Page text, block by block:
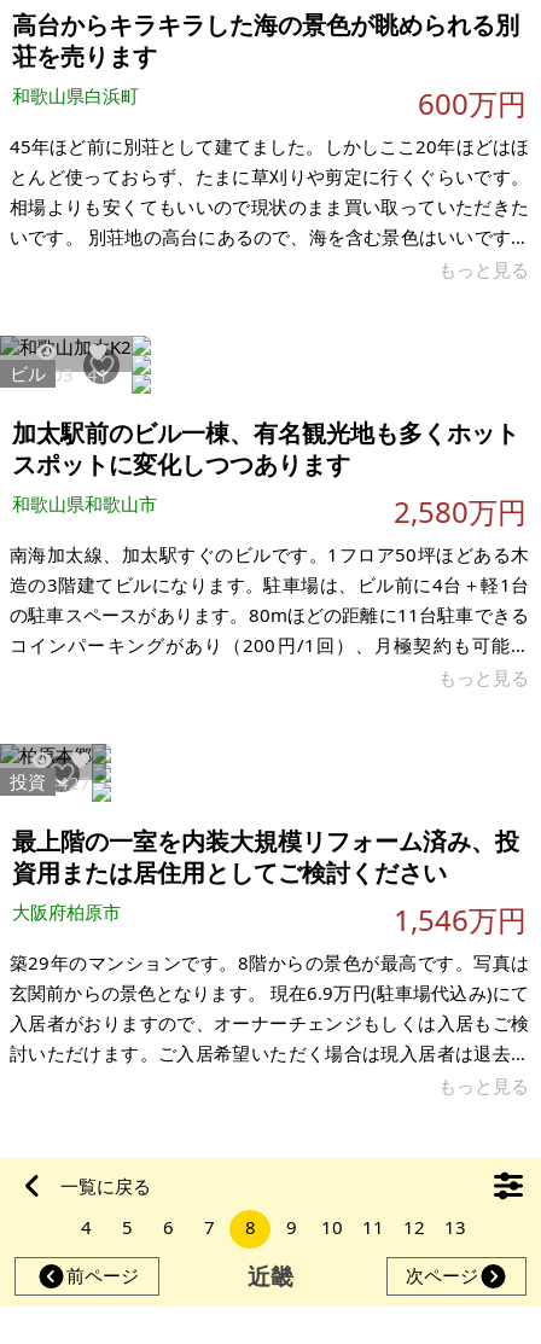
謝郡伊根町菅野 土地：677.67㎡ 建物：225.11㎡ 構造：木造 現
況：空き家
高台からキラキラした海の景色が眺められる別
荘を売ります
和歌山県白浜町 600万円
45年ほど前に別荘として建てました。しかしここ20年ほどはほ
とんど使っておらず、たまに草刈りや剪定に行くぐらいです。
相場よりも安くてもいいので現状のまま買い取っていただきた
いです。 別荘地の高台にあるので、海を含む景色はいいです。
建物は古いのでリフォームが必要です。土地は登記されている
買っていただけるのであれば 値段はまた ご相談させて下さい。
【物件概要】※古屋付土地（現状渡し）となります 場所：和歌
山県西牟婁郡白浜町 土地：約300坪 建物：約40坪 構造：平屋
建 現況：空き
もっと見る
33103 41
ビル
加太駅前のビル一棟、有名観光地も多くホット
スポットに変化しつつあります
和歌山県和歌山市 2,580万円
南海加太線、加太駅すぐのビルです。1フロア50坪ほどある木
造の3階建てビルになります。駐車場は、ビル前に4台＋軽1台
の駐車スペースがあります。80mほどの距離に11台駐車できる
コインパーキングがあり（200円/1回）、月極契約も可能で
室部分はご自身で利用するほか、新たに賃貸募集を行うなど、
さまざまな活用をご検討いただけます。 「加太」の地は、最近
とても熱く人気があります。ひな流しで有名な淡嶋神社や、加
太春日神社、
もっと見る
3494427
投資
最上階の一室を内装大規模リフォーム済み、投
資用または居住用としてご検討ください
大阪府柏原市 1,546万円
築29年のマンションです。8階からの景色が最高です。写真は
玄関前からの景色となります。 現在6.9万円(駐車場代込み)にて
入居者がおりますので、オーナーチェンジもしくは入居もご検
討いただけます。ご入居希望いただく場合は現入居者は退去い
たします。また内覧も可能でございます。ご質問等ございまし
フォーム箇所は、全部屋、トイレ、浴室、洗面台、キッチン、
換気扇、玄関扉です。 【物件概要】（区分所有） 場所：大阪府
柏原市本郷 土地： 建物：専有面積57.72㎡、バルコニー面積8.7
もっと見る
一覧に戻る
4
5 6 7 8 9 10 11 12
13
前ページ
近畿 次ページ